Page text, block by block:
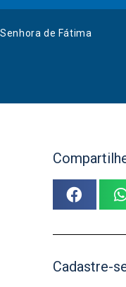
de Fátima
Cadastre-